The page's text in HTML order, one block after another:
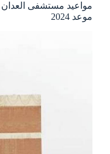
مواعيد مستشفى
موعد 2024